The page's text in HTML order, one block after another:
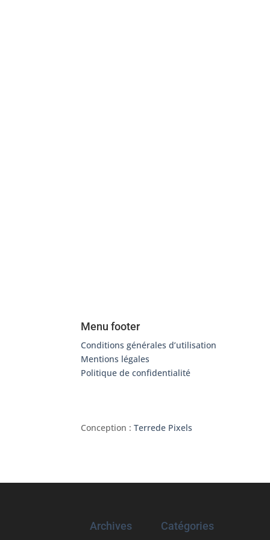
Menu footer
Conditions générales d’utilisation
Mentions légales
Politique de confidentialité
Conception :Terrede Pixels
Archives Catégories